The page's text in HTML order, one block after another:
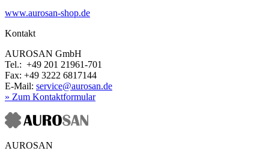
www.aurosan-shop.de
Kontakt
AUROSAN GmbH
Tel.: +49 201 21961-701
Fax: +49 3222 6817144
E-Mail: service@aurosan.de
» Zum Kontaktformular
AUROSAN